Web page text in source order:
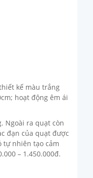
kế màu trắng
hoạt động êm ái
Ngoài ra quạt còn
đạn của quạt được
tự nhiên tạo cảm
– 1.450.000đ.